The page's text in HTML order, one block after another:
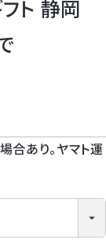
ト 静岡
あり。ヤマト運